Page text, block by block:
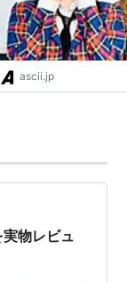
ド//固有名詞
ascii.jp
物レビュ